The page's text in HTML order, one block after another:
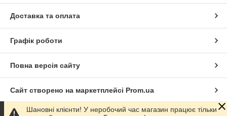
Доставка та оплата
Графік роботи
Повна версія сайту
Сайт створено на маркетплейсі Prom.ua
Шановні клієнти! У неробочий час магазин працює тільки